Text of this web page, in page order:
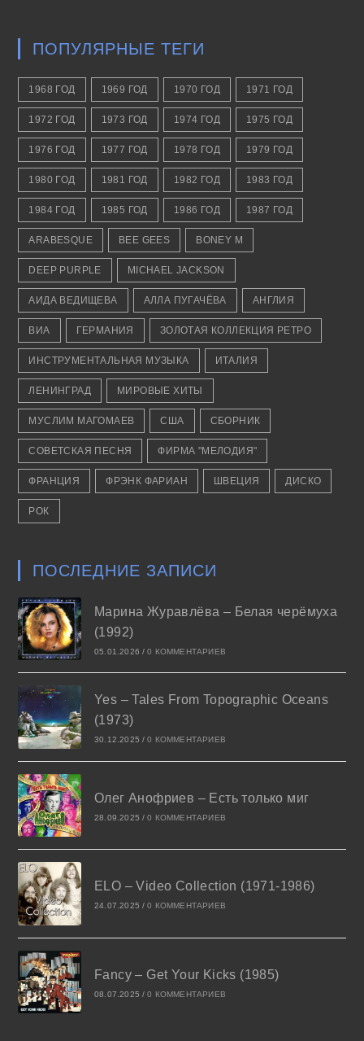
ПОПУЛЯРНЫЕ ТЕГИ
1968 ГОД 1969 ГОД 1970 ГОД 1971 ГОД
1972 ГОД 1973 ГОД 1974 ГОД 1975 ГОД
1976 ГОД 1977 ГОД 1978 ГОД 1979 ГОД
1980 ГОД 1981 ГОД 1982 ГОД 1983 ГОД
1984 ГОД 1985 ГОД 1986 ГОД 1987 ГОД
ARABESQUE BEE GEES BONEY M
DEEP PURPLE MICHAEL JACKSON
АИДА ВЕДИЩЕВА АЛЛА ПУГАЧЁВА АНГЛИЯ
ВИА ГЕРМАНИЯ ЗОЛОТАЯ КОЛЛЕКЦИЯ РЕТРО
ИНСТРУМЕНТАЛЬНАЯ МУЗЫКА ИТАЛИЯ
ЛЕНИНГРАД МИРОВЫЕ ХИТЫ
МУСЛИМ МАГОМАЕВ США СБОРНИК
СОВЕТСКАЯ ПЕСНЯ ФИРМА "МЕЛОДИЯ"
ФРАНЦИЯ ФРЭНК ФАРИАН ШВЕЦИЯ ДИСКО
РОК
ПОСЛЕДНИЕ ЗАПИСИ
Марина Журавлёва – Белая черёмуха
(1992)
05.01.2026 / 0 КОММЕНТАРИЕВ
Yes – Tales From Topographic Oceans
(1973)
30.12.2025 / 0 КОММЕНТАРИЕВ
Олег Анофриев – Есть только миг
28.09.2025 / 0 КОММЕНТАРИЕВ
ELO – Video Collection (1971-1986)
24.07.2025 / 0 КОММЕНТАРИЕВ
Fancy – Get Your Kicks (1985)
08.07.2025 / 0 КОММЕНТАРИЕВ